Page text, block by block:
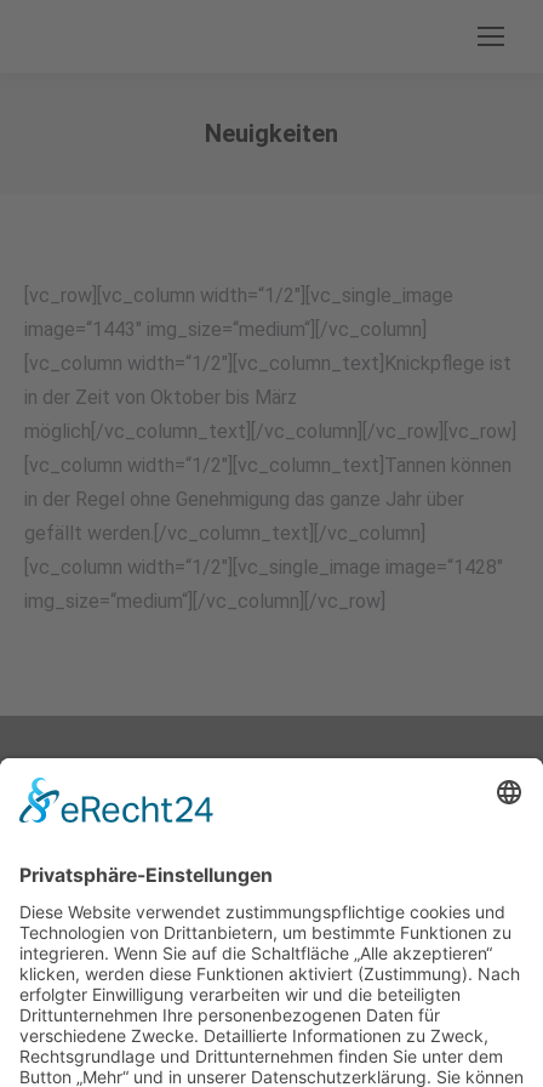
Neuigkeiten
[vc_row][vc_column width=“1/2″][vc_single_image
image=“1443″ img_size=“medium“][/vc_column]
[vc_column width=“1/2″][vc_column_text]Knickpflege ist
in der Zeit von Oktober bis März
möglich[/vc_column_text][/vc_column][/vc_row][vc_row]
[vc_column width=“1/2″][vc_column_text]Tannen können
in der Regel ohne Genehmigung das ganze Jahr über
gefällt werden.[/vc_column_text][/vc_column]
[vc_column width=“1/2″][vc_single_image image=“1428″
img_size=“medium“][/vc_column][/vc_row]
Stephan Hagenow